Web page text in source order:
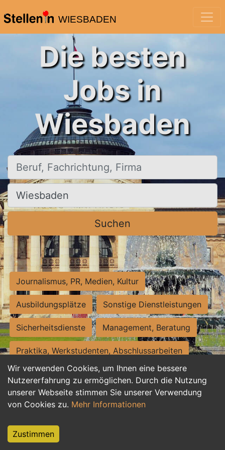
WIESBADEN
Wir verwenden Cookies, um Ihnen eine bessere
Nutzererfahrung zu ermöglichen. Durch die Nutzung
unserer Webseite stimmen Sie unserer Verwendung
von Cookies zu. Mehr Informationen
Zustimmen
Die besten
Jobs in
Wiesbaden
Beruf, Fachrichtung, Firma
Ort, Stadt
Suchen
Journalismus, PR, Medien, Kultur
Ausbildungsplätze Sonstige Dienstleistungen
Sicherheitsdienste Management, Beratung
Praktika, Werkstudenten, Abschlussarbeiten
Personalwesen Assistenz, Sekretariat
Hilfskräfte, Aushilfs- und Nebenjobs
Weiterbildung, Studium, duale Ausbildung